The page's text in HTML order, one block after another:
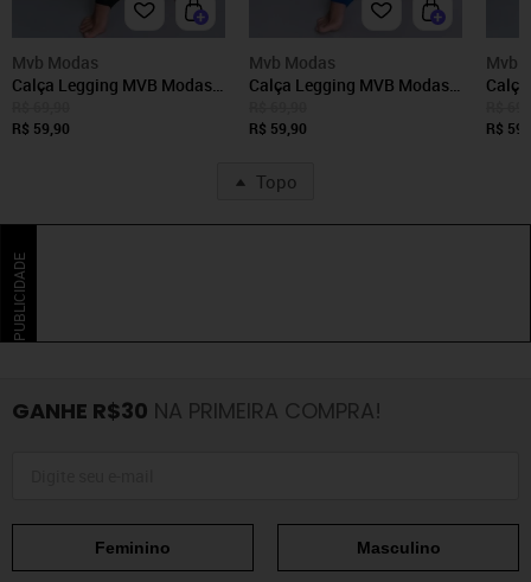
Mvb Modas
Calça Legging MVB Modas
Preta
R$ 59,90
Mvb Modas
Calça Legging MVB Modas
Azul
R$ 59,90
Mvb
Vinho
R$
Topo
PUBLICIDADE
GANHE R$30 NA PRIMEIRA COMPRA!
Feminino Masculino